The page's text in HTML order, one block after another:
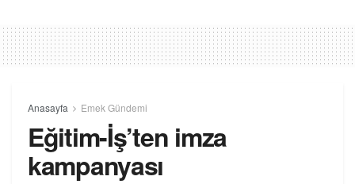
Anasayfa Emek Gündemi
Eğitim-İş’ten imza
kampanyası